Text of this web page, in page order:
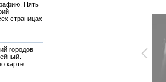
Пять
страницах
городов
карте